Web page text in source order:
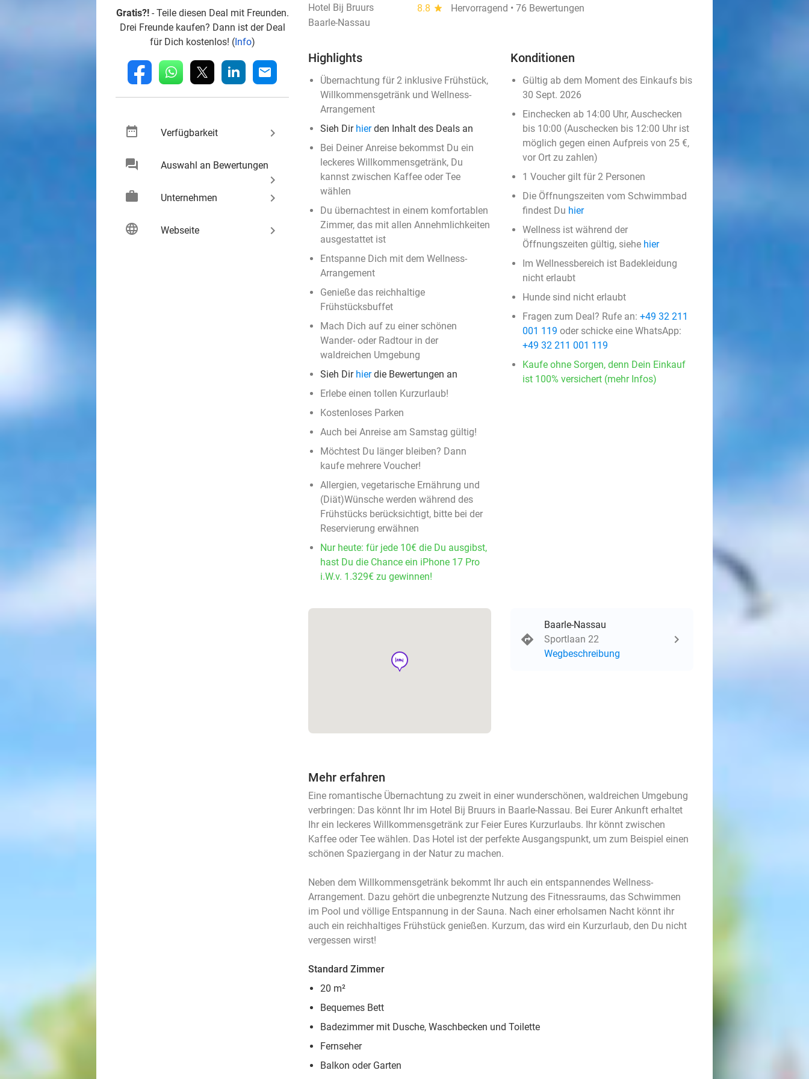
Gratis?!- Teile diesen Deal mit Freunden.
Drei Freunde kaufen? Dann ist der Deal
für Dich kostenlos! (Info)
fb whatsapp linkedin mail
date_range Verfügbarkeit keyboard_arrow_right
chat Auswahl an Bewertungen
keyboard_arrow_right
work
Unternehmen keyboard_arrow_right
language Webseite keyboard_arrow_right
Hotel Bij Bruurs 8.8 star
Hervorragend • 76 Bewertungen
Baarle-Nassau
Highlights
Übernachtung für 2 inklusive Frühstück,
Willkommensgetränk und Wellness-
Arrangement
Sieh Dir hierden Inhalt des Deals an
Bei Deiner Anreise bekommst Du ein
leckeres Willkommensgetränk, Du
kannst zwischen Kaffee oder Tee
wählen
Du übernachtest in einem komfortablen
Zimmer, das mit allen Annehmlichkeiten
ausgestattet ist
Entspanne Dich mit dem Wellness-
Arrangement
Genieße das reichhaltige
Frühstücksbuffet
Mach Dich auf zu einer schönen
Wander- oder Radtour in der
waldreichen Umgebung
Sieh Dir hierdie Bewertungen an
Erlebe einen tollen Kurzurlaub!
Kostenloses Parken
Auch bei Anreise am Samstag gültig!
Möchtest Du länger bleiben? Dann
kaufe mehrere Voucher!
Allergien, vegetarische Ernährung und
(Diät)Wünsche werden während des
Frühstücks berücksichtigt, bitte bei der
Reservierung erwähnen
Nur heute: für jede 10€ die Du ausgibst,
hast Du die Chance ein iPhone 17 Pro
i.W.v. 1.329€ zu gewinnen!
Konditionen
Gültig ab dem Moment des Einkaufs bis
30 Sept. 2026
Einchecken ab 14:00 Uhr, Auschecken
bis 10:00 (Auschecken bis 12:00 Uhr ist
möglich gegen einen Aufpreis von 25 €,
vor Ort zu zahlen)
1 Voucher gilt für 2 Personen
Die Öffnungszeiten vom Schwimmbad
findest Du hier
Wellness ist während der
Öffnungszeiten gültig, siehe hier
Im Wellnessbereich ist Badekleidung
nicht erlaubt
Hunde sind nicht erlaubt
Fragen zum Deal? Rufe an: +49 32 211
001 119 oder schicke eine WhatsApp:
+49 32 211 001 119
Kaufe ohne Sorgen, denn Dein Einkauf
ist 100% versichert (mehr Infos)
hotel
Baarle-Nassau
Sportlaan 22
Wegbeschreibung
Mehr erfahren
Eine romantische Übernachtung zu zweit in einer wunderschönen, waldreichen Umgebung
verbringen: Das könnt Ihr im Hotel Bij Bruurs in Baarle-Nassau. Bei Eurer Ankunft erhaltet
Ihr ein leckeres Willkommensgetränk zur Feier Eures Kurzurlaubs. Ihr könnt zwischen
Kaffee oder Tee wählen. Das Hotel ist der perfekte Ausgangspunkt, um zum Beispiel einen
schönen Spaziergang in der Natur zu machen.
Neben dem Willkommensgetränk bekommt Ihr auch ein entspannendes Wellness-
Arrangement. Dazu gehört die unbegrenzte Nutzung des Fitnessraums, das Schwimmen
im Pool und völlige Entspannung in der Sauna. Nach einer erholsamen Nacht könnt ihr
auch ein reichhaltiges Frühstück genießen. Kurzum, das wird ein Kurzurlaub, den Du nicht
vergessen wirst!
Standard Zimmer
20 m²
Bequemes Bett
Badezimmer mit Dusche, Waschbecken und Toilette
Fernseher
Balkon oder Garten